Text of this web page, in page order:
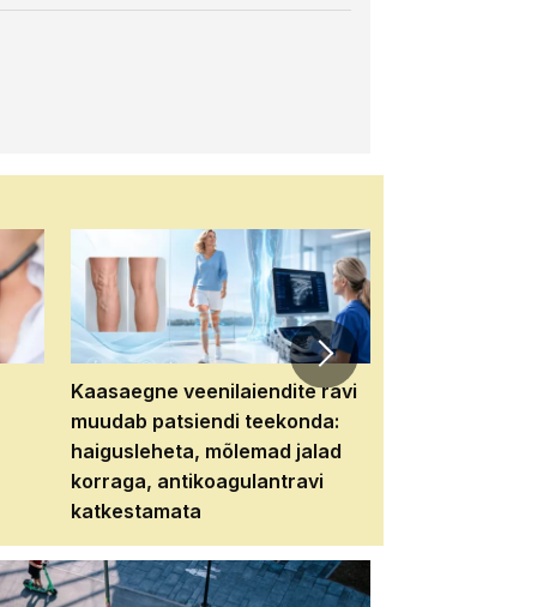
Kaasaegne veenilaiendite ravi
muudab patsiendi teekonda:
haigusleheta, mõlemad jalad
korraga, antikoagulantravi
katkestamata